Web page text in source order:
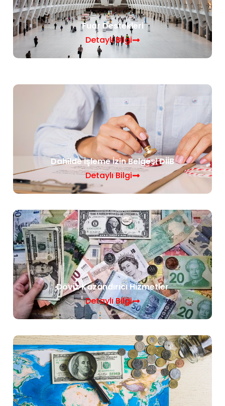
Fuar Destekleri
Detaylı Bilgi
Dahilde İşleme İzin Belgesi DİİB
Detaylı Bilgi
Döviz Kazandırıcı Hizmetler
Detaylı Bilgi